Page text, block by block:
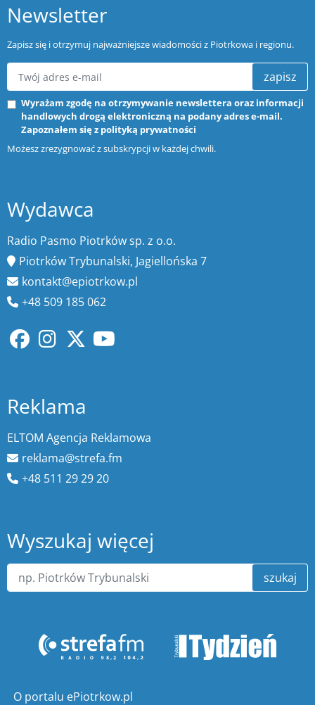
Newsletter
Zapisz się i otrzymuj najważniejsze wiadomości z Piotrkowa i regionu.
zapisz
Wyrażam zgodę na otrzymywanie newslettera oraz informacji
handlowych drogą elektroniczną na podany adres e-mail.
Zapoznałem się z polityką prywatności
Możesz zrezygnować z subskrypcji w każdej chwili.
Wydawca
Radio Pasmo Piotrków sp. z o.o.
Piotrków Trybunalski, Jagiellońska 7
kontakt@epiotrkow.pl
+48 509 185 062
Reklama
ELTOM Agencja Reklamowa
reklama@strefa.fm
+48 511 29 29 20
Wyszukaj więcej
szukaj
O portalu ePiotrkow.pl